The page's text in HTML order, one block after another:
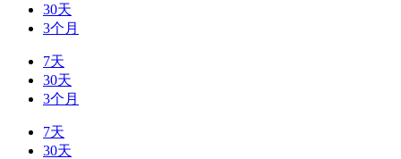
30天
3个月
7天
30天
3个月
7天
30天